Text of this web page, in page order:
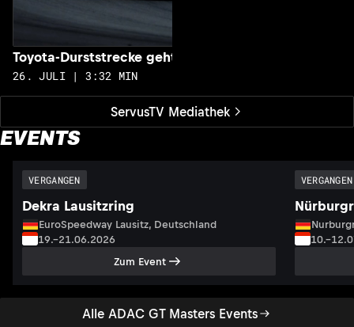
ServusTV Mediathek
Toyota-Durststrecke geht zu Ende
26. JULI | 3:32 MIN
EVENTS
Alle ADAC GT Masters Events
VERGANGEN
Dekra Lausitzring
EuroSpeedway Lausitz, Deutschland
19.–21.06.2026
Zum Event
VERGANGEN